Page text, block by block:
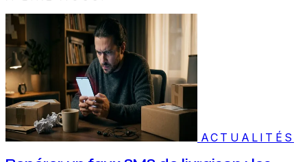
ACTUALITÉS